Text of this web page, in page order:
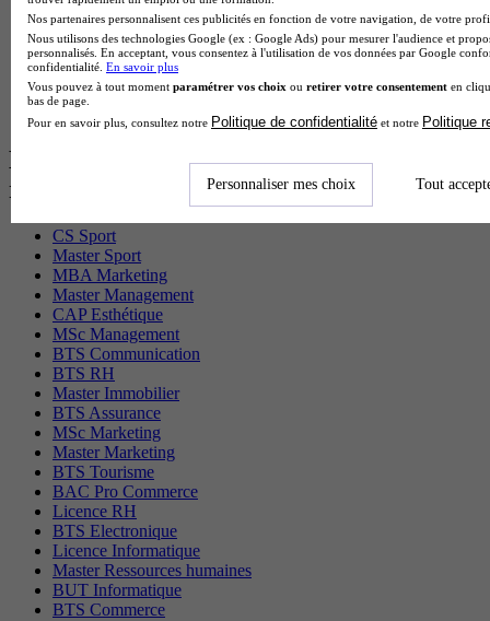
BTS Domotique en alternance
BAC Pro Agora en alternance
BTS Sta en alternance
BTS Iris en alternance
BTS Tpl en alternance
BTS Ati en alternance
Les diplômes par filière les plus
recherchés
CS Sport
Master Sport
MBA Marketing
Master Management
CAP Esthétique
MSc Management
BTS Communication
BTS RH
Master Immobilier
BTS Assurance
MSc Marketing
Master Marketing
BTS Tourisme
BAC Pro Commerce
Licence RH
BTS Electronique
Licence Informatique
Master Ressources humaines
BUT Informatique
BTS Commerce
Nos partenaires personnalisent ces publicités en fonction de votre navigation, de votre
Nous utilisons des technologies Google (ex : Google Ads) pour mesurer l'audience et
personnalisés. En acceptant, vous consentez à l'utilisation de vos données par Google
confidentialité. En savoir plus
Vous pouvez à tout moment paramétrer vos choix ou retirer votre consentement en
bas de page.
Pour en savoir plus, consultez notre Politique de confidentialité et notre Politique
Personnaliser mes choix Tout